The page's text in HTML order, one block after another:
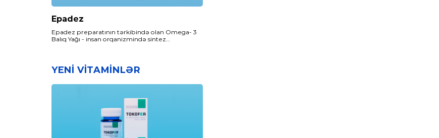
Tokofer
E vitamini - Hüceyrələrin membranlarını bərpa
edir və toxumaları sərbəst radikallardan
Epadez
Epadez preparatının tərkibində olan Omega- 3
Balıq Yağı - insan orqanizmində sintez
Folzed
Folzed ilə sağlam və təhlükəsiz hamiləlik dövrü
keçirəcəksiniz…
YENI VITAMINLƏR